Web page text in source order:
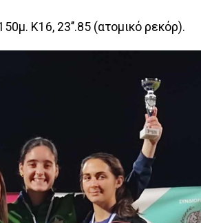
Κ16, 23’’.85 (ατομικό ρεκόρ).